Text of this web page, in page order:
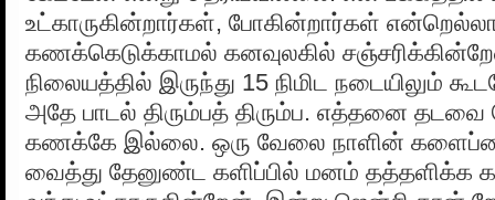
உட்காருகின்றார்கள், போகின்றார்கள்
கணக்கெடுக்காமல் கனவுலகில்
நிலையத்தில் இருந்து 15 நிமிட நடையிலும்
அதே பாடல் திரும்பத் திரும்ப. எத்தனை
கணக்கே இல்லை. ஒரு வேலை நாளின்
வைத்து தேனுண்ட களிப்பில் மனம் தத்தளிக்க